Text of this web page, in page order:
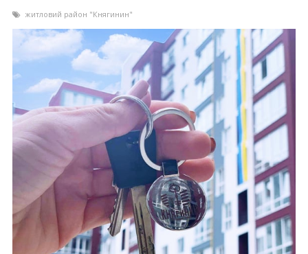
житловий район "Княгинин"